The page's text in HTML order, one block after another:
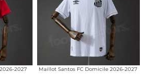
2027 Maillot Santos FC Domicile 2026-2027